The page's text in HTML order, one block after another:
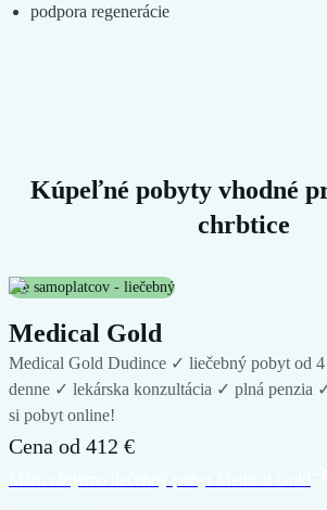
podpora regenerácie
Kúpeľné pobyty vhodné
chrbtice
Pre samoplatcov - liečebný
Medical Gold
Medical Gold Dudince ✓ liečebný pobyt od
denne ✓ lekárska konzultácia ✓ plná penzia
si pobyt online!
Cena od 412 €